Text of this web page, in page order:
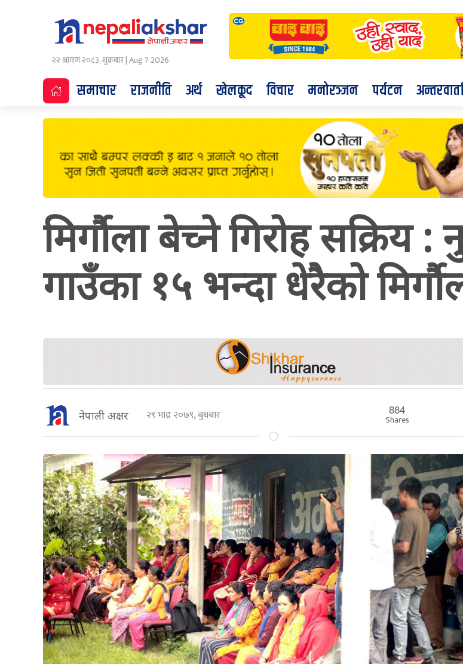
२२ श्रावण २०८३, शुक्रबार | Aug 7 2026
समाचार राजनीति अर्थ खेलकूद विचार मनोरञ्जन पर्यटन अन्तरवार्ता
मिर्गौला बेच्ने गिरोह सक्रिय
गाउँका १५ भन्दा धेरैको
नेपाली अक्षर २९ भाद्र २०७९, बुधबार 884
Shares